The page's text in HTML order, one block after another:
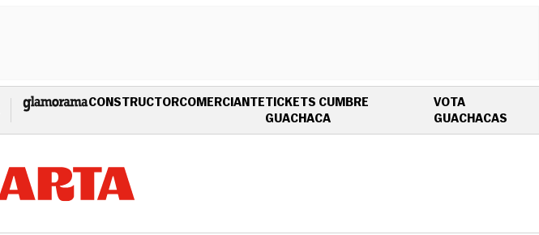
CONSTRUCTORCOMERCIANTETICKETS CUMBRE
GUACHACAOPENS IN NEW WINDOW
VOTA
GUACHACAS